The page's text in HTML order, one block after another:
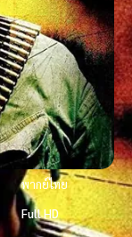
พากย์ไทย
Full HD